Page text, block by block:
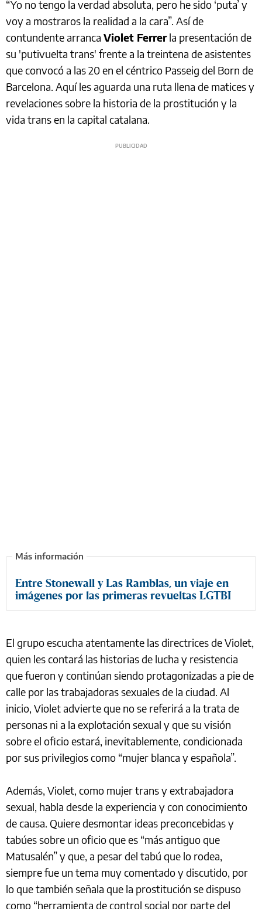
“Yo no tengo la verdad absoluta, pero he sido ‘puta’ y
voy a mostraros la realidad a la cara”. Así de
contundente arranca Violet Ferrerla presentación de
su 'putivuelta trans' frente a la treintena de asistentes
que convocó a las 20 en el céntrico Passeig del Born de
Barcelona. Aquí les aguarda una ruta llena de matices y
revelaciones sobre la historia de la prostitución y la
vida trans en la capital catalana.
Entre Stonewall y Las Ramblas, un viaje en
imágenes por las primeras revueltas LGTBI
El grupo escucha atentamente las directrices de Violet,
quien les contará las historias de lucha y resistencia
que fueron y continúan siendo protagonizadas a pie de
calle por las trabajadoras sexuales de la ciudad. Al
inicio, Violet advierte que no se referirá a la trata de
personas ni a la explotación sexual y que su visión
sobre el oficio estará, inevitablemente, condicionada
por sus privilegios como “mujer blanca y española”.
Además, Violet, como mujer trans y extrabajadora
sexual, habla desde la experiencia y con conocimiento
de causa. Quiere desmontar ideas preconcebidas y
tabúes sobre un oficio que es “más antiguo que
Matusalén” y que, a pesar del tabú que lo rodea,
siempre fue un tema muy comentado y discutido, por
lo que también señala que la prostitución se dispuso
como “herramienta de control social por parte del